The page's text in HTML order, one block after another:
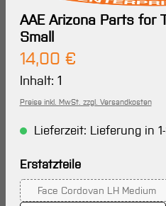
AAE Arizona Parts for
Small
Regulärer Preis:
14,00 €
Inhalt: 1
Preise inkl. MwSt. zzgl. Versandkosten
Lieferzeit: Lieferung in
Erstatzteileauswählen
Face Cordovan LH Medium
(Diese Option ist